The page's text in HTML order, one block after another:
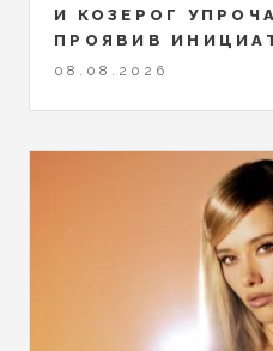
И КОЗЕРОГ
ПРОЯВИВ
08.08.2026